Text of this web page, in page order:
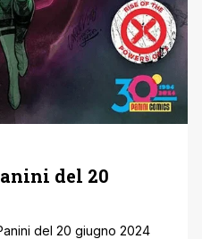
del 20
del 20 giugno 2024